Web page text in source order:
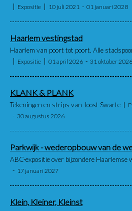
Expositie 10 juli 2021 01 januari 2028
Haarlem vestingstad
Haarlem van poort tot poort. Alle
Expositie 01 april 2026 31 oktober 2026
KLANK & PLANK
Tekeningen en strips van Joost Swarte
30 augustus 2026
Parkwijk - wederopbouw van de
ABC-expositie over bijzondere Haarlemse
17 januari 2027
Klein, Kleiner, Kleinst